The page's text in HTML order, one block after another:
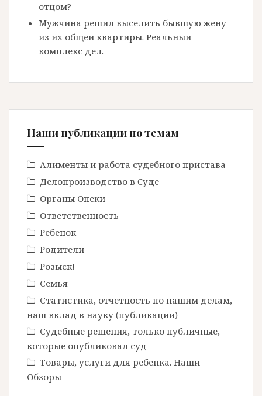
отцом?
Мужчина решил выселить бывшую жену
из их общей квартиры. Реальный
комплекс дел.
Наши публикации по темам
Алименты и работа судебного пристава
Делопроизводство в Cуде
Органы Опеки
Ответственность
Ребенок
Родители
Розыск!
Семья
Статистика, отчетность по нашим делам,
наш вклад в науку (публикации)
Судебные решения, только публичные,
которые опубликовал суд
Товары, услуги для ребенка. Наши
Обзоры